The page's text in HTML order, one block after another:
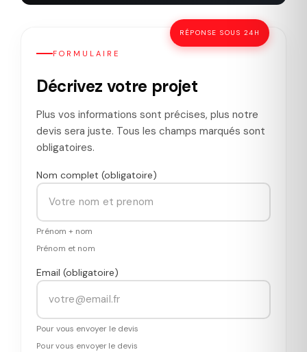
RÉPONSE SOUS 24H
FORMULAIRE
Décrivez votre projet
Plus vos informations sont précises, plus notre
devis sera juste. Tous les champs marqués sont
obligatoires.
Nom complet (obligatoire)
Prénom + nom
Prénom et nom
Email (obligatoire)
Pour vous envoyer le devis
Pour vous envoyer le devis